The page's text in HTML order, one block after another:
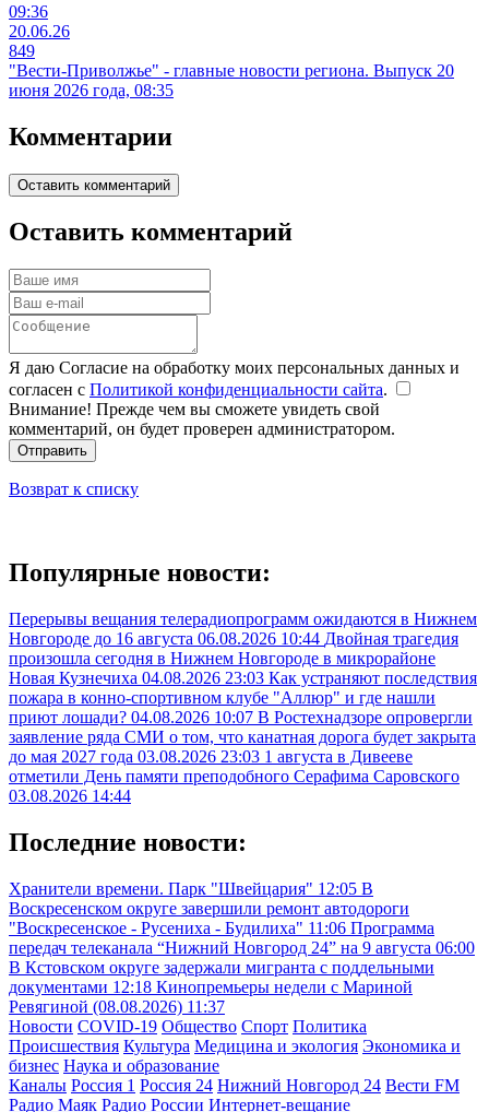
09:36
20.06.26
849
"Вести-Приволжье" - главные новости региона. Выпуск 20
июня 2026 года, 08:35
Комментарии
Оставить комментарий
Оставить комментарий
Я даю Согласие на обработку моих персональных данных и
согласен с Политикой конфиденциальности сайта.
Внимание! Прежде чем вы сможете увидеть свой
комментарий, он будет проверен администратором.
Отправить
Возврат к списку
Популярные новости:
Перерывы вещания телерадиопрограмм ожидаются в Нижнем
Новгороде до 16 августа 06.08.2026 10:44 Двойная трагедия
произошла сегодня в Нижнем Новгороде в микрорайоне
Новая Кузнечиха 04.08.2026 23:03 Как устраняют последствия
пожара в конно-спортивном клубе "Аллюр" и где нашли
приют лошади? 04.08.2026 10:07 В Ростехнадзоре опровергли
заявление ряда СМИ о том, что канатная дорога будет закрыта
до мая 2027 года 03.08.2026 23:03 1 августа в Дивееве
отметили День памяти преподобного Серафима Саровского
03.08.2026 14:44
Последние новости:
Хранители времени. Парк "Швейцария" 12:05 В
Воскресенском округе завершили ремонт автодороги
"Воскресенское - Русениха - Будилиха" 11:06 Программа
передач телеканала “Нижний Новгород 24” на 9 августа 06:00
В Кстовском округе задержали мигранта с поддельными
документами 12:18 Кинопремьеры недели с Мариной
Ревягиной (08.08.2026) 11:37
Новости COVID-19 Общество Спорт Политика
Происшествия Культура Медицина и экология Экономика и
бизнес Наука и образование
Каналы Россия 1 Россия 24 Нижний Новгород 24 Вести FM
Радио Маяк Радио России Интернет-вещание